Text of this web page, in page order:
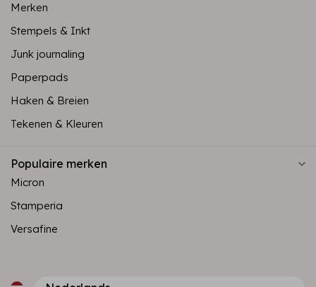
Merken
Stempels & Inkt
Junk journaling
Paperpads
Haken & Breien
Tekenen & Kleuren
Populaire merken
Micron
Stamperia
Versafine